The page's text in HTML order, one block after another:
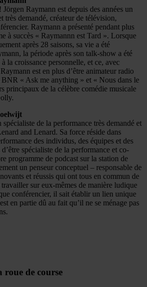
Raymann est depuis des années un
très demandé, créateur de télévision,
Raymann a présenté pendant plus
à succès « Raymannn est Tard ». Lorsque
après 28 saisons, sa vie a été
la période après son talk-show a été
la croissance personnelle, et ce, avec
est en plus d’être animateur radio
BNR « Ask me anything » et « Nous dans le
principaux de la célèbre comédie musicale
de la performance très demandé et
and Lenard. Sa force réside dans
des individus, des équipes et des
spécialiste de la performance et co-
programme de podcast sur la station de
un penseur conceptuel – responsable de
et réussis qui ont tous en commun de
sur eux-mêmes de manière ludique
conférencier, il sait établir un lien unique
en partie dû au fait qu’il ne se ménage pas
roue de course